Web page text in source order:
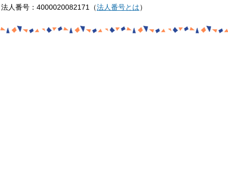
法人番号：4000020082171（法人番号とは）